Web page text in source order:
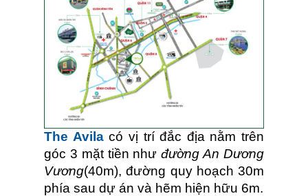
The Avilacó vị trí đắc địa nằm trên
góc 3 mặt tiền nhưđường An Dương
Vương(40m), đường quy hoạch 30m
phía sau dự án và hẽm hiện hữu 6m.